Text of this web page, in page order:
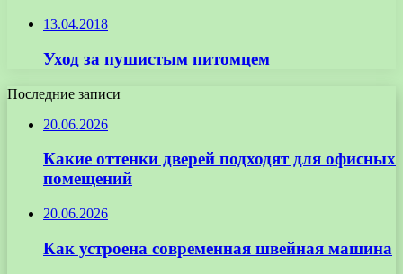
13.04.2018
Уход за пушистым питомцем
Последние записи
20.06.2026
Какие оттенки дверей подходят для офисных
помещений
20.06.2026
Как устроена современная швейная машина